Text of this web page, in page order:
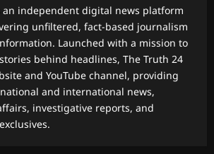
an independent digital news platform
unfiltered, fact-based journalism
Launched with a mission to
behind headlines, The Truth 24
and YouTube channel, providing
and international news,
investigative reports, and